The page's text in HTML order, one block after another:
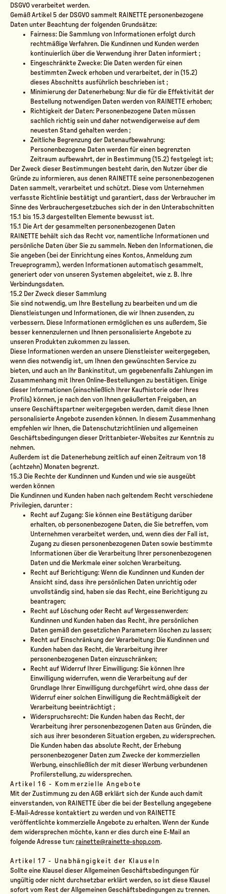
DSGVO verarbeitet werden.
Gemäß Artikel 5 der DSGVO sammelt RAINETTE personenbezogene
Daten unter Beachtung der folgenden Grundsätze:
Fairness: Die Sammlung von Informationen erfolgt durch
rechtmäßige Verfahren. Die Kundinnen und Kunden werden
kontinuierlich über die Verwendung ihrer Daten informiert ;
Eingeschränkte Zwecke: Die Daten werden für einen
bestimmten Zweck erhoben und verarbeitet, der in (15.2)
dieses Abschnitts ausführlich beschrieben ist ;
Minimierung der Datenerhebung: Nur die für die Effektivität der
Bestellung notwendigen Daten werden von RAINETTE erhoben;
Richtigkeit der Daten: Personenbezogene Daten müssen
sachlich richtig sein und daher notwendigerweise auf dem
neuesten Stand gehalten werden ;
Zeitliche Begrenzung der Datenaufbewahrung:
Personenbezogene Daten werden für einen begrenzten
Zeitraum aufbewahrt, der in Bestimmung (15.2) festgelegt ist;
Der Zweck dieser Bestimmungen besteht darin, den Nutzer über die
Gründe zu informieren, aus denen RAINETTE seine personenbezogenen
Daten sammelt, verarbeitet und schützt. Diese vom Unternehmen
verfasste Richtlinie bestätigt und garantiert, dass der Verbraucher im
Sinne des Verbrauchergesetzbuches sich der in den Unterabschnitten
15.1 bis 15.3 dargestellten Elemente bewusst ist.
15.1 Die Art der gesammelten personenbezogenen Daten
RAINETTE behält sich das Recht vor, namentliche Informationen und
persönliche Daten über Sie zu sammeln. Neben den Informationen, die
Sie angeben (bei der Einrichtung eines Kontos, Anmeldung zum
Treueprogramm), werden Informationen automatisch gesammelt,
generiert oder von unseren Systemen abgeleitet, wie z. B. Ihre
Verbindungsdaten.
15.2 Der Zweck dieser Sammlung
Sie sind notwendig, um Ihre Bestellung zu bearbeiten und um die
Dienstleistungen und Informationen, die wir Ihnen zusenden, zu
verbessern. Diese Informationen ermöglichen es uns außerdem, Sie
besser kennenzulernen und Ihnen personalisierte Angebote zu
unseren Produkten zukommen zu lassen.
Diese Informationen werden an unsere Dienstleister weitergegeben,
wenn dies notwendig ist, um Ihnen den gewünschten Service zu
bieten, und auch an Ihr Bankinstitut, um gegebenenfalls Zahlungen im
Zusammenhang mit Ihren Online-Bestellungen zu bestätigen. Einige
dieser Informationen (einschließlich Ihrer Kaufhistorie oder Ihres
Profils) können, je nach den von Ihnen geäußerten Freigaben, an
unsere Geschäftspartner weitergegeben werden, damit diese Ihnen
personalisierte Angebote zusenden können. In diesem Zusammenhang
empfehlen wir Ihnen, die Datenschutzrichtlinien und allgemeinen
Geschäftsbedingungen dieser Drittanbieter-Websites zur Kenntnis zu
nehmen.
Außerdem ist die Datenerhebung zeitlich auf einen Zeitraum von 18
(achtzehn) Monaten begrenzt.
15.3 Die Rechte der Kundinnen und Kunden und wie sie ausgeübt
werden können
Die Kundinnen und Kunden haben nach geltendem Recht verschiedene
Privilegien, darunter :
Recht auf Zugang: Sie können eine Bestätigung darüber
erhalten, ob personenbezogene Daten, die Sie betreffen, vom
Unternehmen verarbeitet werden, und, wenn dies der Fall ist,
Zugang zu diesen personenbezogenen Daten sowie bestimmte
Informationen über die Verarbeitung Ihrer personenbezogenen
Daten und die Merkmale einer solchen Verarbeitung.
Recht auf Berichtigung: Wenn die Kundinnen und Kunden der
Ansicht sind, dass ihre persönlichen Daten unrichtig oder
unvollständig sind, haben sie das Recht, eine Berichtigung zu
beantragen;
Recht auf Löschung oder Recht auf Vergessenwerden:
Kundinnen und Kunden haben das Recht, ihre persönlichen
Daten gemäß den gesetzlichen Parametern löschen zu lassen;
Recht auf Einschränkung der Verarbeitung: Die Kundinnen und
Kunden haben das Recht, die Verarbeitung ihrer
personenbezogenen Daten einzuschränken;
Recht auf Widerruf Ihrer Einwilligung: Sie können Ihre
Einwilligung widerrufen, wenn die Verarbeitung auf der
Grundlage Ihrer Einwilligung durchgeführt wird, ohne dass der
Widerruf einer solchen Einwilligung die Rechtmäßigkeit der
Verarbeitung beeinträchtigt ;
Widerspruchsrecht: Die Kunden haben das Recht, der
Verarbeitung ihrer personenbezogenen Daten aus Gründen, die
sich aus ihrer besonderen Situation ergeben, zu widersprechen.
Die Kunden haben das absolute Recht, der Erhebung
personenbezogener Daten zum Zwecke der kommerziellen
Werbung, einschließlich der mit dieser Werbung verbundenen
Profilerstellung, zu widersprechen.
Artikel 16 - Kommerzielle Angebote
Mit der Zustimmung zu den AGB erklärt sich der Kunde auch damit
einverstanden, von RAINETTE über die bei der Bestellung angegebene
E-Mail-Adresse kontaktiert zu werden und von RAINETTE
veröffentlichte kommerzielle Angebote zu erhalten. Wenn der Kunde
dem widersprechen möchte, kann er dies durch eine E-Mail an
folgende Adresse tun: rainette@rainette-shop.com.
Artikel 17 - Unabhängigkeit der Klauseln
Sollte eine Klausel dieser Allgemeinen Geschäftsbedingungen für
ungültig oder nicht durchsetzbar erklärt werden, so ist diese Klausel
sofort vom Rest der Allgemeinen Geschäftsbedingungen zu trennen.